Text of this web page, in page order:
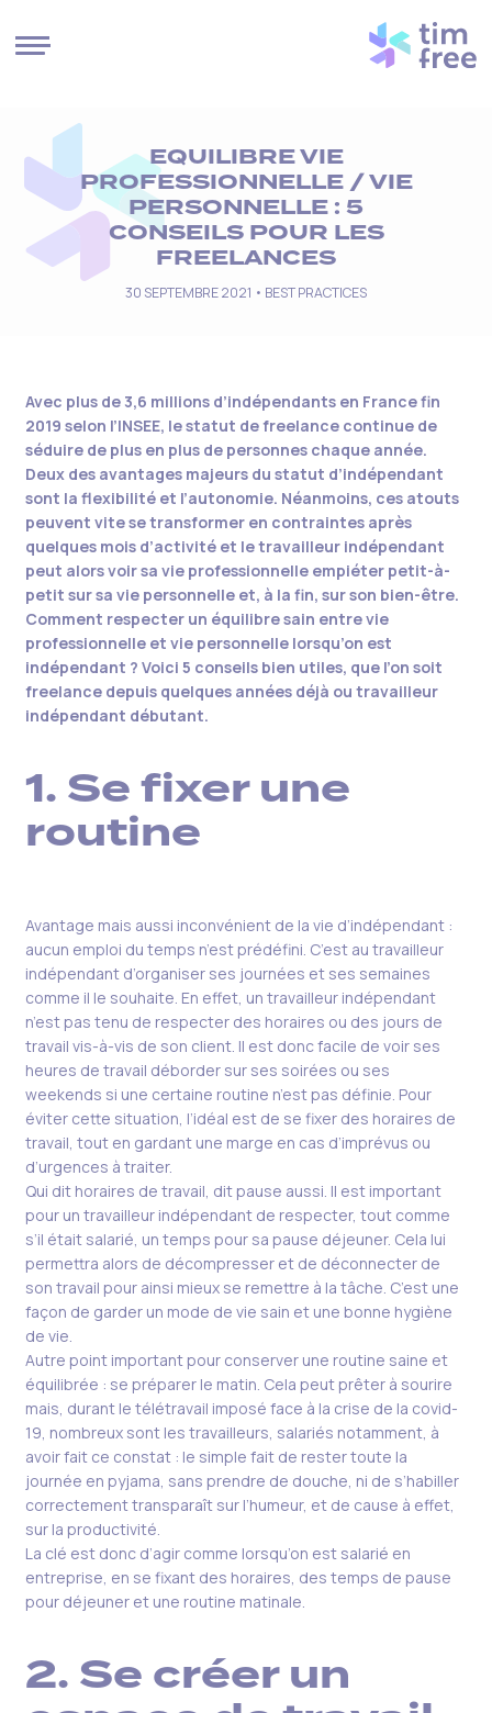
EQUILIBRE VIE
PROFESSIONNELLE / VIE
PERSONNELLE : 5
CONSEILS POUR LES
FREELANCES
30 SEPTEMBRE 2021 • BEST PRACTICES
Avec plus de 3,6 millions d’indépendants en France fin
2019 selon l’INSEE, le statut de freelance continue de
séduire de plus en plus de personnes chaque année.
Deux des avantages majeurs du statut d’indépendant
sont la flexibilité et l’autonomie. Néanmoins, ces atouts
peuvent vite se transformer en contraintes après
quelques mois d’activité et le travailleur indépendant
peut alors voir sa vie professionnelle empiéter petit-à-
petit sur sa vie personnelle et, à la fin, sur son bien-être.
Comment respecter un équilibre sain entre vie
professionnelle et vie personnelle lorsqu’on est
indépendant ? Voici 5 conseils bien utiles, que l’on soit
freelance depuis quelques années déjà ou travailleur
indépendant débutant.
1. Se fixer une
routine
Avantage mais aussi inconvénient de la vie d’indépendant :
aucun emploi du temps n’est prédéfini. C’est au travailleur
indépendant d’organiser ses journées et ses semaines
comme il le souhaite. En effet, un travailleur indépendant
n’est pas tenu de respecter des horaires ou des jours de
travail vis-à-vis de son client. Il est donc facile de voir ses
heures de travail déborder sur ses soirées ou ses
weekends si une certaine routine n’est pas définie. Pour
éviter cette situation, l’idéal est de se fixer des horaires de
travail, tout en gardant une marge en cas d’imprévus ou
d’urgences à traiter.
Qui dit horaires de travail, dit pause aussi. Il est important
pour un travailleur indépendant de respecter, tout comme
s’il était salarié, un temps pour sa pause déjeuner. Cela lui
permettra alors de décompresser et de déconnecter de
son travail pour ainsi mieux se remettre à la tâche. C’est une
façon de garder un mode de vie sain et une bonne hygiène
de vie.
Autre point important pour conserver une routine saine et
équilibrée : se préparer le matin. Cela peut prêter à sourire
mais, durant le télétravail imposé face à la crise de la covid-
19, nombreux sont les travailleurs, salariés notamment, à
avoir fait ce constat : le simple fait de rester toute la
journée en pyjama, sans prendre de douche, ni de s’habiller
correctement transparaît sur l’humeur, et de cause à effet,
sur la productivité.
La clé est donc d’agir comme lorsqu’on est salarié en
entreprise, en se fixant des horaires, des temps de pause
pour déjeuner et une routine matinale.
2. Se créer un